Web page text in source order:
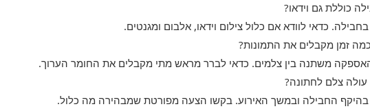
כוללת גם וידאו?
בחבילה. כדאי לוודא אם כלול צילום וידאו, אלבום ומגנטים.
זמן מקבלים את התמונות?
משתנה בין צלמים. כדאי לברר מראש מתי מקבלים את החומר הערוך.
צלם לחתונה?
בהיקף החבילה ובמשך האירוע. בקשו הצעה מפורטת שמבהירה מה כלול.